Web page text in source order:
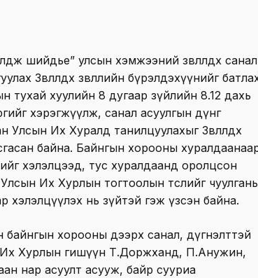
шийдье” улсын хэмжээний зөвлөлдөх санал
Зөвлөлдөх зөвлөлийн бүрэлдэхүүнийг
тухай хуулийн 8 дугаар зүйлийн 8.12 дахь
хэрэгжүүлж, санал асуулгын дүнг
Улсын Их Хуралд танилцуулахыг Зөвлөлдөх
байна. Байнгын хорооны
хэлэлцээд, тус хуралдаанд оролцсон
Их Хурлын тогтоолын төслийг
хэлэлцүүлэх нь зүйтэй гэж үзсэн байна.
байнгын хорооны дээрх санал, дүгнэлттэй
Их Хурлын гишүүн Т.Доржханд, П.Анужин,
нар асуулт асууж, байр сууриа